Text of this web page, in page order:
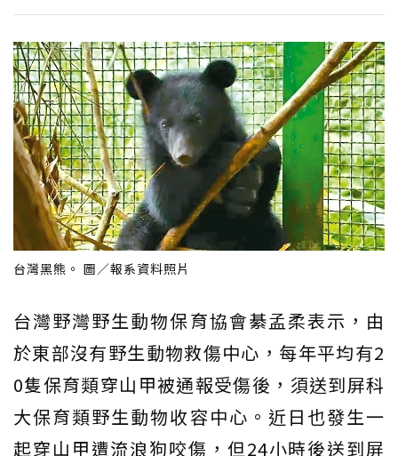
台灣黑熊。 圖／報系資料照片
台灣野灣野生動物保育協會綦孟柔表示，由
於東部沒有野生動物救傷中心，每年平均有2
0隻保育類穿山甲被通報受傷後，須送到屏科
大保育類野生動物收容中心。近日也發生一
起穿山甲遭流浪狗咬傷，但24小時後送到屏